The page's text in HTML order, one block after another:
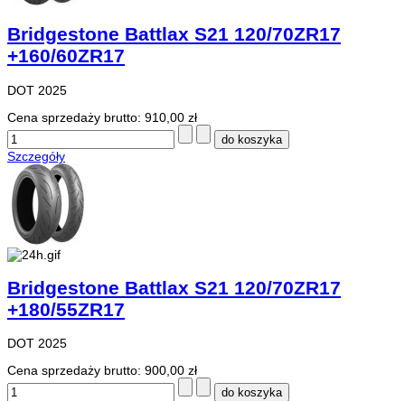
Bridgestone Battlax S21 120/70ZR17
+160/60ZR17
DOT 2025
Cena sprzedaży brutto: 910,00 zł
Szczegóły
Bridgestone Battlax S21 120/70ZR17
+180/55ZR17
DOT 2025
Cena sprzedaży brutto: 900,00 zł